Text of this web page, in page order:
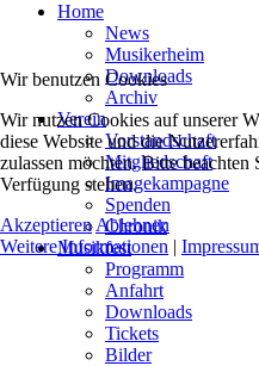
Home
News
Musikerheim
Downloads
Archiv
Verein
Vorstandschaft
Mitgliedschaft
Imagekampagne
Spenden
Chronik
Musikfest
Programm
Anfahrt
Downloads
Tickets
Bilder
Wir benutzen Cookies
Wir nutzen Cookies auf unserer
diese Website und die
zulassen möchten. Bitte
Verfügung stehen.
Akzeptieren Ablehnen
Weitere Informationen |